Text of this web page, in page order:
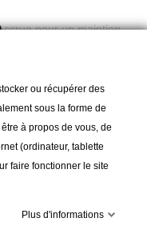
pour un maintien
ou gilet mousse ?
fixées par la
retournement et
l'eau.
inconscient ou ne
ou récupérer des
sous la forme de
à propos de vous, de
(ordinateur, tablette
faire fonctionner le site
Plus d'informations